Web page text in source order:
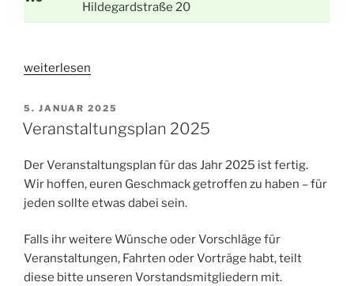
Hildegardstraße 20
„Mitgliederversammlung
28.01.2025“
weiterlesen
VERÖFFENTLICHT
AM
5. JANUAR 2025
Veranstaltungsplan 2025
Der Veranstaltungsplan für das Jahr 2025 ist fertig.
Wir hoffen, euren Geschmack getroffen zu haben – für
jeden sollte etwas dabei sein.
Falls ihr weitere Wünsche oder Vorschläge für
Veranstaltungen, Fahrten oder Vorträge habt, teilt
diese bitte unseren Vorstandsmitgliedern mit.